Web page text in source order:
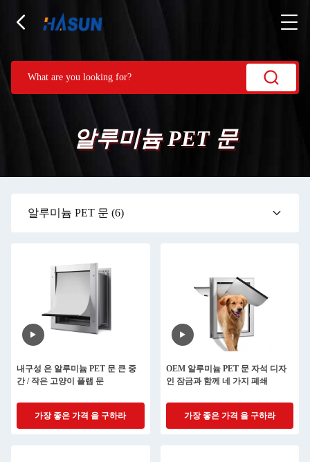
알루미늄 PET 문
알루미늄 PET 문 (6)
내구성 은 알루미늄 PET 문 큰 중
간 / 작은 고양이 플랩 문
가장 좋은 가격 을 구하라
OEM 알루미늄 PET 문 자석 디자
인 잠금과 함께 네 가지 폐쇄
가장 좋은 가격 을 구하라